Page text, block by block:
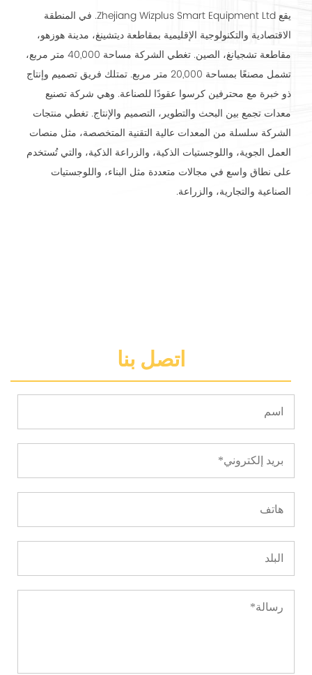
يقع Zhejiang Wizplus Smart Equipment Ltd. في المنطقة
الاقتصادية والتكنولوجية الإقليمية بمقاطعة ديتشينغ، مدينة هوزهو،
مقاطعة تشجيانغ، الصين. تغطي الشركة مساحة 40,000 متر مربع،
تشمل مصنعًا بمساحة 20,000 متر مربع. تمتلك فريق تصميم وإنتاج
ذو خبرة مع محترفين كرسوا عقودًا للصناعة. وهي شركة تصنيع
معدات تجمع بين البحث والتطوير، التصميم والإنتاج. تغطي منتجات
الشركة سلسلة من المعدات عالية التقنية المتخصصة، مثل منصات
العمل الجوية، واللوجستيات الذكية، والزراعة الذكية، والتي تُستخدم
على نطاق واسع في مجالات متعددة مثل البناء، واللوجستيات
الصناعية والتجارية، والزراعة.
اتصل بنا